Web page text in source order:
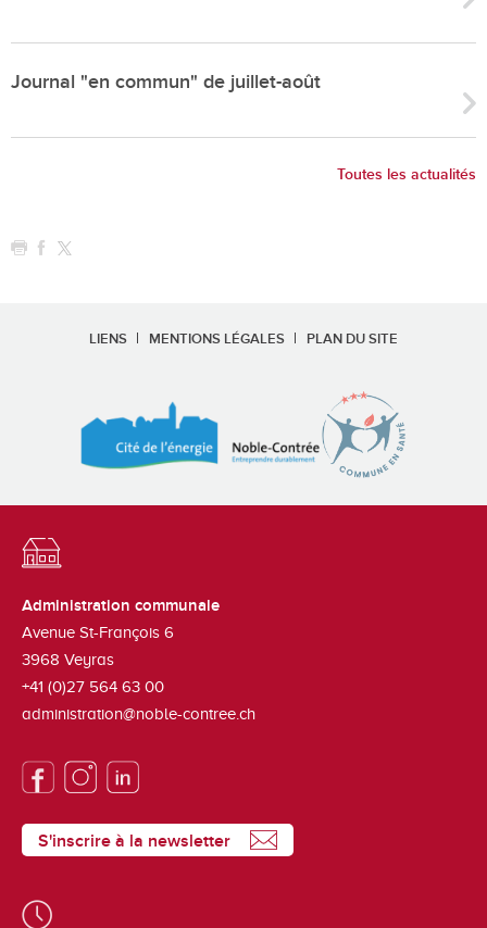
Journal "en commun" de juillet-août
Toutes les actualités
LIENS MENTIONS LÉGALES PLAN DU SITE
Administration communale
Avenue St-François 6
3968 Veyras
+41 (0)27 564 63 00
administration@noble-contree.ch
S'inscrire à la newsletter